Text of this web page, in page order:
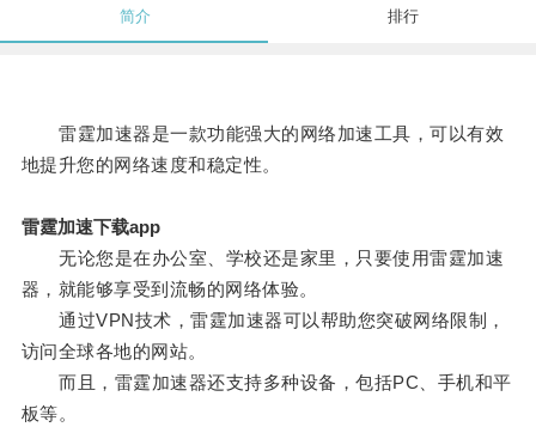
简介 排行
雷霆加速器是一款功能强大的网络加速工具，可以有效
地提升您的网络速度和稳定性。
雷霆加速下载app
无论您是在办公室、学校还是家里，只要使用雷霆加速
器，就能够享受到流畅的网络体验。
通过VPN技术，雷霆加速器可以帮助您突破网络限制，
访问全球各地的网站。
而且，雷霆加速器还支持多种设备，包括PC、手机和平
板等。